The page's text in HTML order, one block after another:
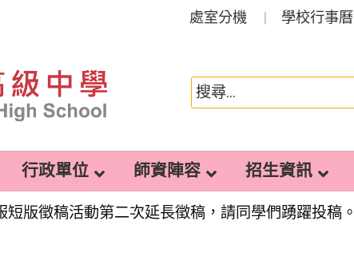
處室分機 學校行事曆
行政單位 師資陣容 招生資訊
短版徵稿活動第二次延長徵稿，請同學們踴躍投稿。